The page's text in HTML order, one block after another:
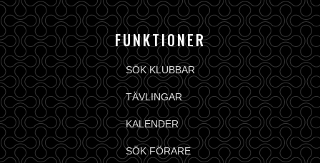
FUNKTIONER
SÖK KLUBBAR
TÄVLINGAR
KALENDER
SÖK FÖRARE